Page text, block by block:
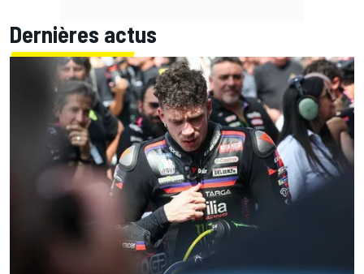
Dernières actus